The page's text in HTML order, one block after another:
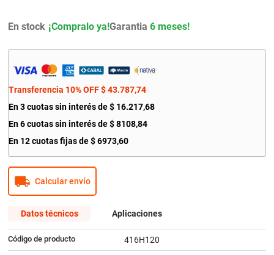
En stock Garantia 6 meses!
Transferencia 10% OFF $ 43.787,74
En 3 cuotas sin interés de $ 16.217,68
En 6 cuotas sin interés de$ 8108,84
En 12 cuotas fijas de $ 6973,60
Calcular envío
Datos técnicos Aplicaciones
Código de producto 416H120
10 . citroen c4